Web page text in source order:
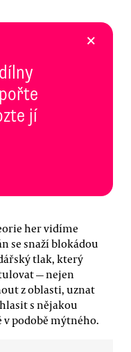
jí
×
her vidíme
se snaží blokádou
tlak, který
— nejen
z oblasti, uznat
s nějakou
podobě mýtného.